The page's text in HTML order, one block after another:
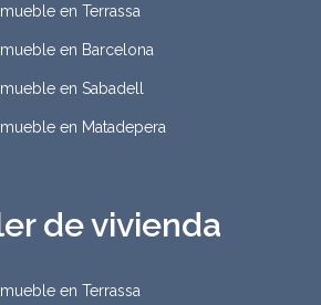
en Terrassa
en Barcelona
en Sabadell
en Matadepera
de vivienda
en Terrassa